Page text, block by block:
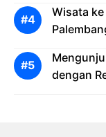
Wisata
dengan